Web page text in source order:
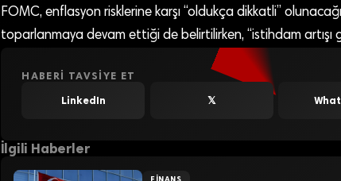
FOMC, enflasyon risklerine karşı “oldukça dikkatli”
toparlanmaya devam ettiği de belirtilirken, “istihdam artışı
HABERI TAVSIYE ET
LinkedIn 𝕏
İlgili Haberler